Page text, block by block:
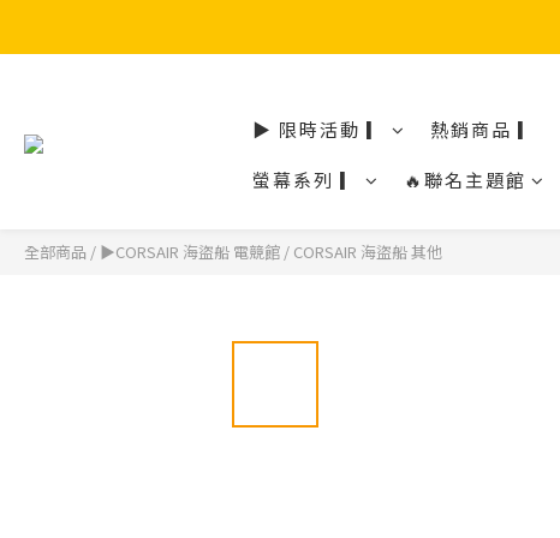
▶ 限時活動 ▎ 熱銷商品 ▎
螢幕系列 ▎
🔥聯名主題館
全部商品 / ▶CORSAIR 海盜船 電競館 / CORSAIR 海盜船 其他